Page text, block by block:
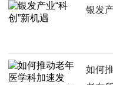
银发
如何